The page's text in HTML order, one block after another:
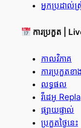
អ្នកប្រដាល់ស្
ការប្រកួត |
កាលវិភាគ
ការប្រកួតខ
លទ្ធផល
វីដេអូ
ផ្សាយផ្ទាល់
ប្រកួតថ្ងៃនេះ